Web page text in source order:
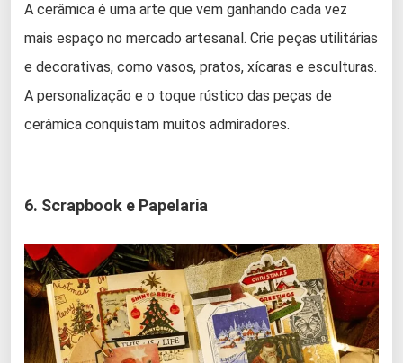
A cerâmica é uma arte que vem ganhando cada vez
mais espaço no mercado artesanal. Crie peças utilitárias
e decorativas, como vasos, pratos, xícaras e esculturas.
A personalização e o toque rústico das peças de
cerâmica conquistam muitos admiradores.
6. Scrapbook e Papelaria